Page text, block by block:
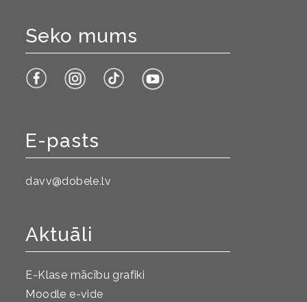
Seko mums
E-pasts
davv@dobele.lv
Aktuāli
E-Klase mācību grafiki
Moodle e-vide